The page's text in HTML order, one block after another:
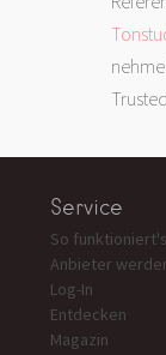
Service
So funktioniert's
Anbieter
Log-In
Entdecken
Magazin